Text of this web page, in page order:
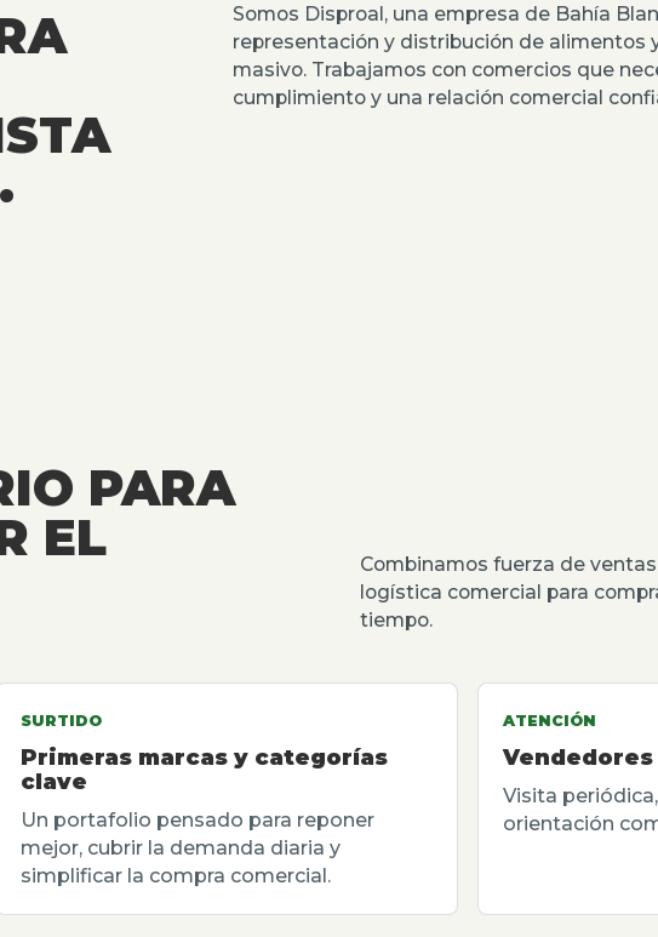
Somos Disproal, una empresa de Bahía
representación y distribución de alimentos
masivo. Trabajamos con comercios que
cumplimiento y una relación comercial
PARA
EL
Combinamos fuerza de
logística comercial para
tiempo.
SURTIDO
Primeras marcas y categorías
clave
Un portafolio pensado para reponer
mejor, cubrir la demanda diaria y
simplificar la compra comercial.
ATENCIÓN
Visita
orientación